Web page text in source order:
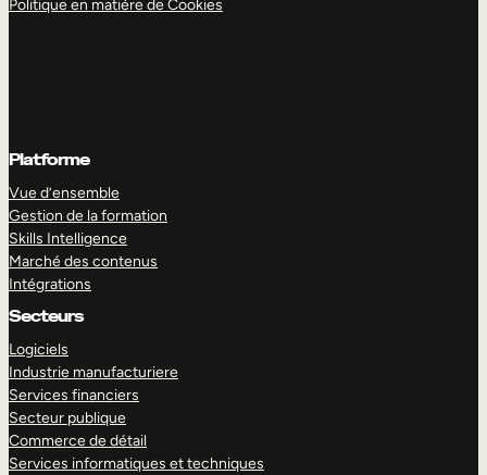
Politique en matière de Cookies
Platforme
Vue d’ensemble
Gestion de la formation
Skills Intelligence
Marché des contenus
Intégrations
Secteurs
Logiciels
Industrie manufacturiere
Services financiers
Secteur publique
Commerce de détail
Services informatiques et techniques